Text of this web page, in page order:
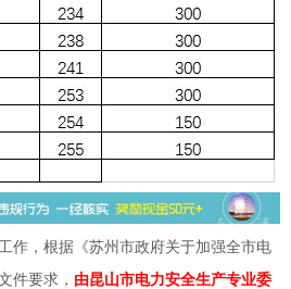
作，根据《苏州市政府关于加强全市电
件要求， 由昆山市电力安全生产专业委